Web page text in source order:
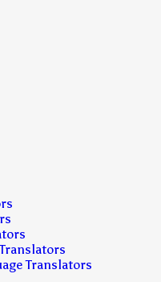
Translators